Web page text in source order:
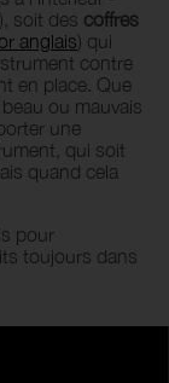
), soit des coffres
anglais) qui
contre
en place. Que
ou mauvais
une
qui soit
quand cela
pour
toujours dans